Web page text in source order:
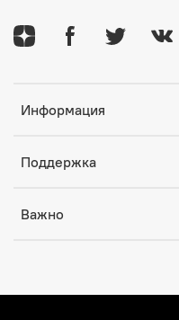
Информация
Поддержка
Важно